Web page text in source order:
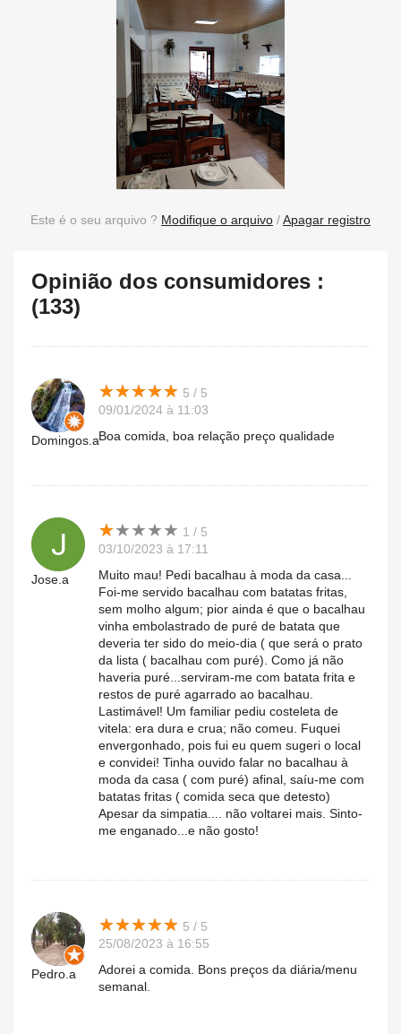
Este é o seu arquivo ? Modifique o arquivo /Apagar registro
Opinião dos consumidores :
(133)
Domingos.a
★★★★★
★★★★★ 5 / 5
09/01/2024 à 11:03
Boa comida, boa relação preço qualidade
Jose.a
★★★★★
★★★★★ 1 / 5
03/10/2023 à 17:11
Muito mau! Pedi bacalhau à moda da casa...
Foi-me servido bacalhau com batatas fritas,
sem molho algum; pior ainda é que o bacalhau
vinha embolastrado de puré de batata que
deveria ter sido do meio-dia ( que será o prato
da lista ( bacalhau com puré). Como já não
haveria puré...serviram-me com batata frita e
restos de puré agarrado ao bacalhau.
Lastimável! Um familiar pediu costeleta de
vitela: era dura e crua; não comeu. Fuquei
envergonhado, pois fui eu quem sugeri o local
e convidei! Tinha ouvido falar no bacalhau à
moda da casa ( com puré) afinal, saíu-me com
batatas fritas ( comida seca que detesto)
Apesar da simpatia.... não voltarei mais. Sinto-
me enganado...e não gosto!
Pedro.a
★★★★★
★★★★★ 5 / 5
25/08/2023 à 16:55
Adorei a comida. Bons preços da diária/menu
semanal.